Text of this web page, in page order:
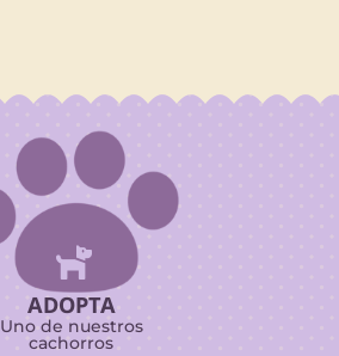

ADOPTA
Uno de nuestros
cachorros